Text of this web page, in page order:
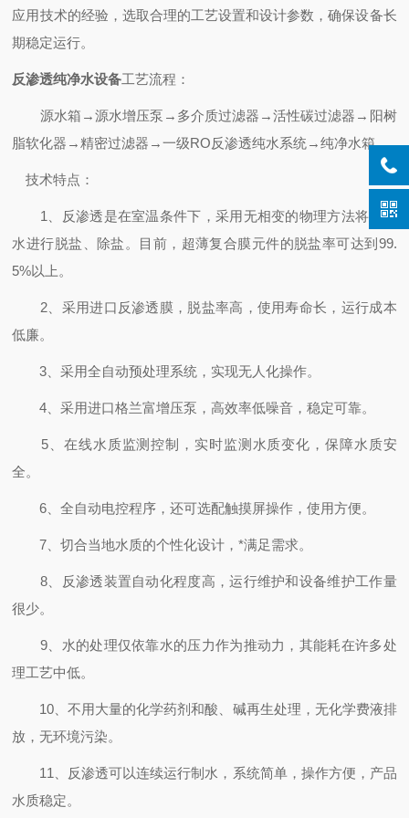
应用技术的经验，选取合理的工艺设置和设计参数，确保设备长
期稳定运行。
反渗透纯净水设备工艺流程：
源水箱→源水增压泵→多介质过滤器→活性碳过滤器→阳树
脂软化器→精密过滤器→一级RO反渗透纯水系统→纯净水箱
技术特点：
1、反渗透是在室温条件下，采用无相变的物理方法将含盐
水进行脱盐、除盐。目前，超薄复合膜元件的脱盐率可达到99.
5%以上。
2、采用进口反渗透膜，脱盐率高，使用寿命长，运行成本
低廉。
3、采用全自动预处理系统，实现无人化操作。
4、采用进口格兰富增压泵，高效率低噪音，稳定可靠。
5、在线水质监测控制，实时监测水质变化，保障水质安
全。
6、全自动电控程序，还可选配触摸屏操作，使用方便。
7、切合当地水质的个性化设计，*满足需求。
8、反渗透装置自动化程度高，运行维护和设备维护工作量
很少。
9、水的处理仅依靠水的压力作为推动力，其能耗在许多处
理工艺中低。
10、不用大量的化学药剂和酸、碱再生处理，无化学费液排
放，无环境污染。
11、反渗透可以连续运行制水，系统简单，操作方便，产品
水质稳定。